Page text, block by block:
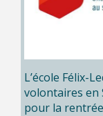
L’école Félix-
volontaires en
pour la